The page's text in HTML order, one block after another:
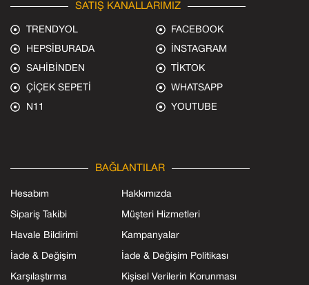
SATIŞ KANALLARIMIZ
TRENDYOL
HEPSİBURADA
SAHİBİNDEN
ÇİÇEK SEPETİ
N11
FACEBOOK
İNSTAGRAM
TİKTOK
WHATSAPP
YOUTUBE
BAĞLANTILAR
Hesabım
Sipariş Takibi
Havale Bildirimi
İade & Değişim
Karşılaştırma
Hakkımızda
Müşteri Hizmetleri
Kampanyalar
İade & Değişim Politikası
Kişisel Verilerin Korunması